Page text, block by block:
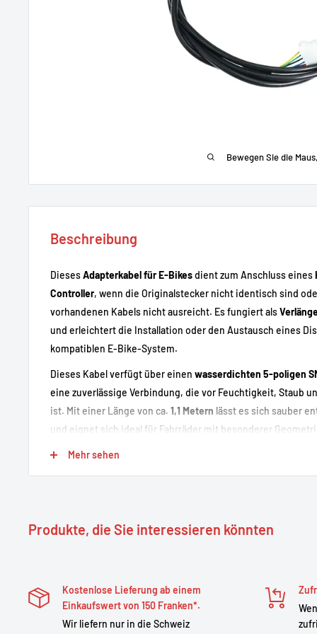
Bewegen Sie die
Beschreibung
DiesesAdapterkabel für E-Bikesdient zum Anschluss eines
Controller, wenn die Originalstecker nicht identisch sind
vorhandenen Kabels nicht ausreicht. Es fungiert als
und erleichtert die Installation oder den Austausch eines
kompatiblen E-Bike-System.
Dieses Kabel verfügt über einen wasserdichten 5-poligen
eine zuverlässige Verbindung, die vor Feuchtigkeit, Staub
ist. Mit einer Länge von ca. 1,1 Metern lässt es sich sauber
und eignet sich ideal für Fahrräder mit besonderer
Speziell für KT-Bildschirme(KT LCD, LED usw.)entwickelt
Großzügige Länge (~1,1 m)
für einfache Montage und
Einfache Installation : Plug & Play, je nach Kompatibilität
Mehr sehen
Produkte, die Sie interessieren könnten
Kostenlose Lieferung ab einem
Einkaufswert von 150 Franken*.
Wir liefern nur in die Schweiz